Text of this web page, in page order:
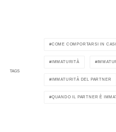
TAGS
COME COMPORTARSI IN
IMMATURITÀ
IMMATURITÀ DEL PARTNER
QUANDO IL PARTNER È